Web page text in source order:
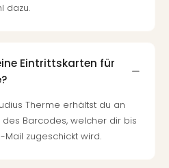
dazu.
Eintrittskarten für
Therme erhältst du an
Barcodes, welcher dir bis
Mail zugeschickt wird.